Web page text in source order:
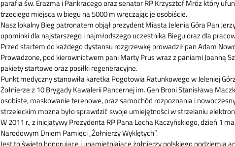
parafia św. Erazma i Pankracego oraz senator RP Krzysztof Mróz który
trzeciego miejsca w biegu na 5000 m wręczając je osobiście.
Nasz lokalny Bieg patronatem objął prezydent Miasta Jelenia Góra Pan
upominki dla najstarszego i najmłodszego uczestnika Biegu oraz dla
Przed startem do każdego dystansu rozgrzewkę prowadził pan Adam
Prowadzone, pod kierownictwem pani Marty Prus wraz z paniami Joanną
pakiety startowe oraz posiłki regeneracyjne.
Punkt medyczny stanowiła karetka Pogotowia Ratunkowego w Jeleniej
Żołnierze z 10 Brygady Kawalerii Pancernej im. Gen Broni Stanisława
osobiste, maskowanie terenowe, oraz samochód rozpoznania i
strzeleckim można było sprawdzić swoje umiejętności w strzelaniu
W 2011 r., z inicjatywy Prezydenta RP Pana Lecha Kaczyńskiego, dzień 1
Narodowym Dniem Pamięci „Żołnierzy Wyklętych”.